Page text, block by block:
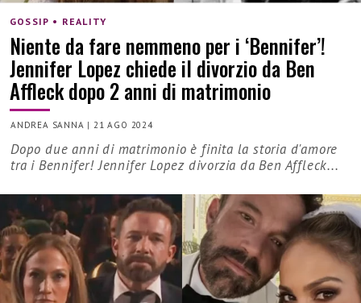
GOSSIP • REALITY
Niente da fare nemmeno per i ‘Bennifer’!
Jennifer Lopez chiede il divorzio da Ben
Affleck dopo 2 anni di matrimonio
ANDREA SANNA |21 AGO 2024
Dopo due anni di matrimonio è finita la storia d'amore
tra i Bennifer! Jennifer Lopez divorzia da Ben Affleck...